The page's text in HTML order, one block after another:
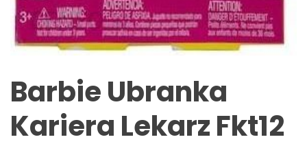
Barbie Ubranka
Kariera Lekarz Fkt12